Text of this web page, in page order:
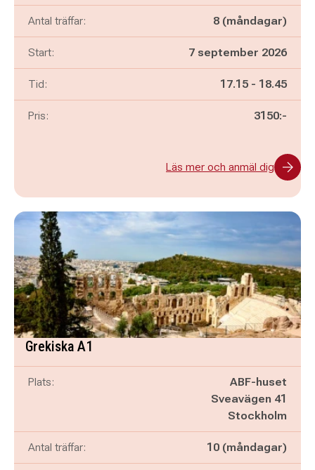
Antal träffar: 8 (måndagar)
Start: 7 september 2026
Tid: Pågår mellan
17.15 - och
18.45
Pris: 3150:-
Läs mer och anmäl dig
Grekiska A1
Plats:
ABF-huset
Sveavägen 41
Stockholm
Antal träffar: 10 (måndagar)